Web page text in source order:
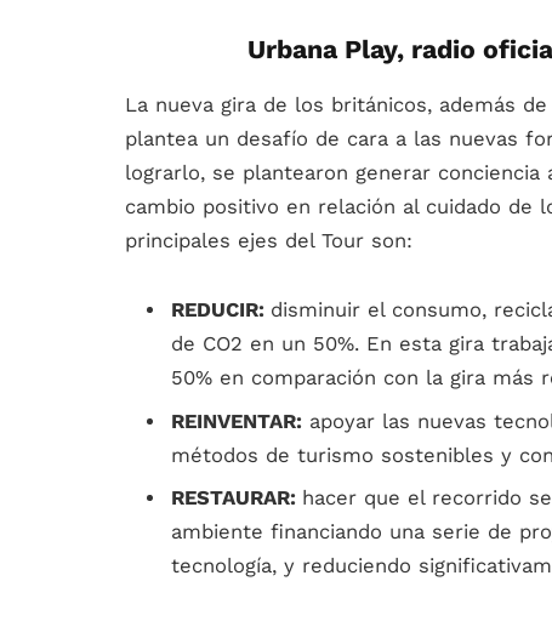
Urbana Play, radio
La nueva gira de los británicos, además
plantea un desafío de cara a las nuevas
lograrlo, se plantearon generar
cambio positivo en relación al cuidado de
principales ejes del Tour son:
REDUCIR: disminuir el consumo,
de CO2 en un 50%. En esta gira
50% en comparación con la gira más
REINVENTAR: apoyar las nuevas
métodos de turismo sostenibles y
RESTAURAR: hacer que el recorrido
ambiente financiando una serie de
tecnología, y reduciendo